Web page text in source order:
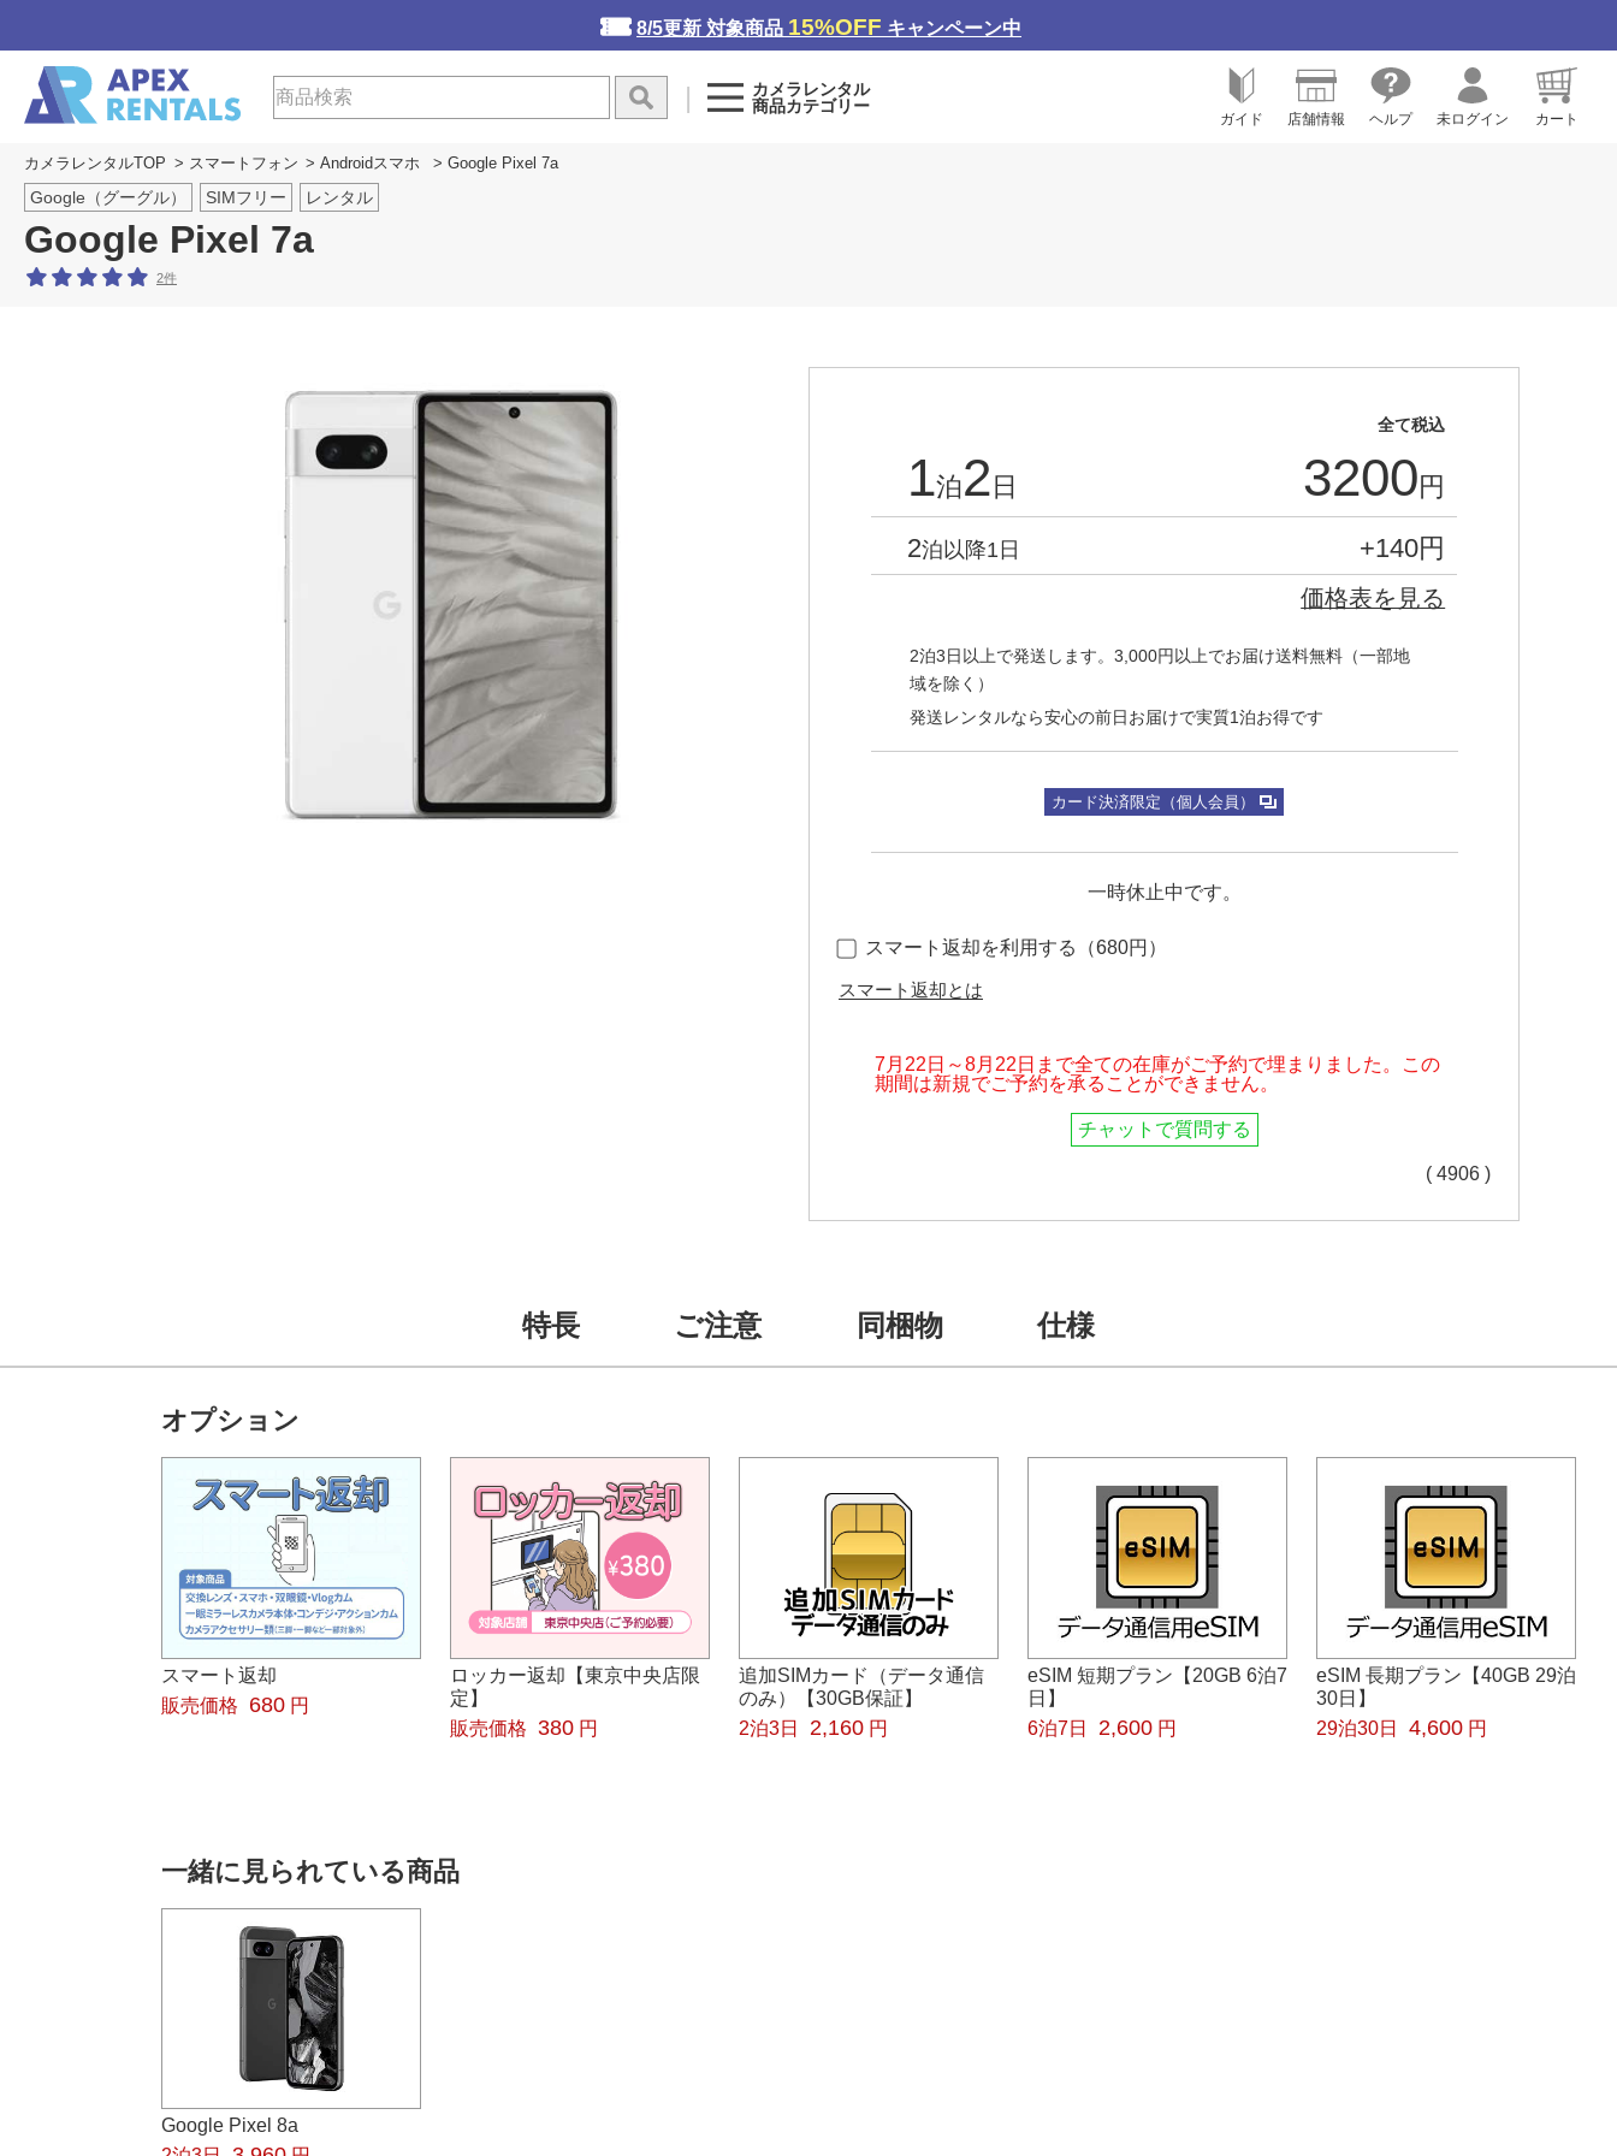
8/5更新 対象商品 15%OFF キャンペーン中
カメラレンタル
商品カテゴリー
ガイド 店舗情報 ヘルプ 未ログイン カート
カメラレンタルTOP > スマートフォン > Androidスマホ > Google Pixel 7a
Google（グーグル）
Google Pixel 7a
SIMフリー レンタル
2件
全て税込
1泊2 日 3200 円
2泊以降1日 +140円
価格表を見る
2泊3日以上で発送します。3,000円以上でお届け送料無料（一部地
域を除く）
発送レンタルなら安心の前日お届けで実質1泊お得です
カード決済限定（個人会員）
一時休止中です。
スマート返却を利用する（680円）
スマート返却とは
7月22日～8月22日まで全ての在庫がご予約で埋まりました。この
期間は新規でご予約を承ることができません。
チャットで質問する
( 4906 )
特長 ご注意 同梱物 仕様
オプション
スマート返却
販売価格
680 円
ロッカー返却【東京中央店限
定】
販売価格
380 円
追加SIMカード（データ通信
のみ）【30GB保証】
2泊3日
2,160 円
eSIM 短期プラン【20GB 6泊7
日】
6泊7日
2,600 円
eSIM 長期プラン【40GB 29泊
30日】
29泊30日
4,600 円
一緒に見られている商品
Google Pixel 8a